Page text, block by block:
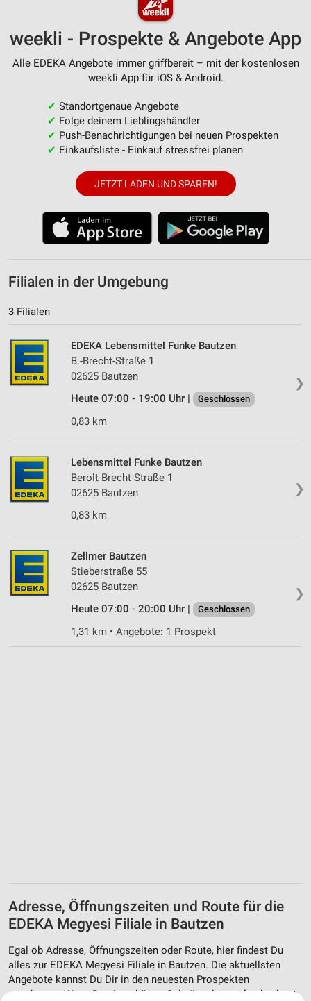
weekli - Prospekte & Angebote App
Alle EDEKA Angebote immer griffbereit – mit der kostenlosen
weekli App für iOS & Android.
✔ Standortgenaue Angebote
✔ Folge deinem Lieblingshändler
✔ Push-Benachrichtigungen bei neuen Prospekten
✔ Einkaufsliste - Einkauf stressfrei planen
JETZT LADEN UND SPAREN!
Filialen in der Umgebung
3 Filialen
❯
EDEKA Lebensmittel Funke Bautzen
B.-Brecht-Straße 1
02625 Bautzen
Heute 07:00 - 19:00 Uhr |
Geschlossen
0,83 km
❯
Lebensmittel Funke Bautzen
Berolt-Brecht-Straße 1
02625 Bautzen
0,83 km
❯
Zellmer Bautzen
Stieberstraße 55
02625 Bautzen
Heute 07:00 - 20:00 Uhr |
Geschlossen
1,31 km • Angebote: 1 Prospekt
Adresse, Öffnungszeiten und Route für die
EDEKA Megyesi Filiale in Bautzen
Egal ob Adresse, Öffnungszeiten oder Route, hier findest Du
alles zur EDEKA Megyesi Filiale in Bautzen. Die aktuellsten
Angebote kannst Du Dir in den neuesten Prospekten
anschauen. Wenn Du ein schönes Schnäppchen gefunden hast,